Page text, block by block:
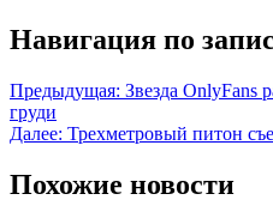
Навигация по
Предыдущая: Звезда OnlyFans
груди
Далее: Трехметровый питон
Похожие новости